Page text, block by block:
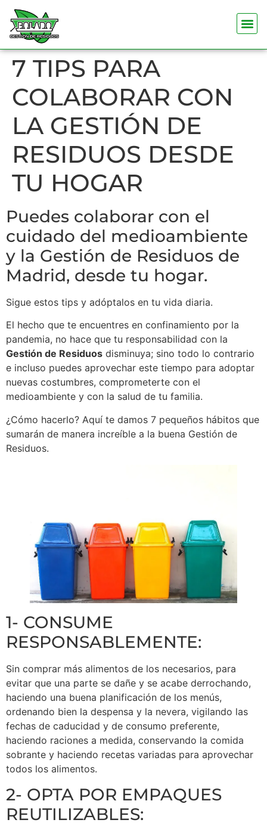
7 TIPS PARA
COLABORAR CON
LA GESTIÓN DE
RESIDUOS DESDE
TU HOGAR
Puedes colaborar con el
cuidado del medioambiente
y la Gestión de Residuos de
Madrid, desde tu hogar.
Sigue estos tips y adóptalos en tu vida diaria.
El hecho que te encuentres en confinamiento por la
pandemia, no hace que tu responsabilidad con la
Gestión de Residuos disminuya; sino todo lo contrario
e incluso puedes aprovechar este tiempo para adoptar
nuevas costumbres, comprometerte con el
medioambiente y con la salud de tu familia.
¿Cómo hacerlo? Aquí te damos 7 pequeños hábitos que
sumarán de manera increíble a la buena Gestión de
Residuos.
1- CONSUME
RESPONSABLEMENTE:
Sin comprar más alimentos de los necesarios, para
evitar que una parte se dañe y se acabe derrochando,
haciendo una buena planificación de los menús,
ordenando bien la despensa y la nevera, vigilando las
fechas de caducidad y de consumo preferente,
haciendo raciones a medida, conservando la comida
sobrante y haciendo recetas variadas para aprovechar
todos los alimentos.
2- OPTA POR EMPAQUES
REUTILIZABLES: